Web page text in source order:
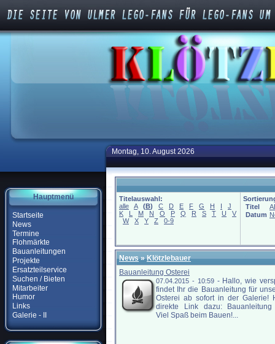
Hauptmenü
Startseite
News
Termine
Flohmärkte
Bauanleitungen
Projekte
Ersatzteilservice
Suchen / Bieten
Mitarbeiter
Humor
Links
Galerie - II
Montag, 10. August 2026
Titelauswahl:
alle
A (B) C D E F G H I
J
K
L M N O P Q R S T U
V
W
X Y Z 0-9
Titel
Datum
News»Klötzlebauer
Bauanleitung Osterei
07.04.2015 - 10:59- Hallo, wie
findet Ihr die Bauanleitung für
Osterei ab sofort in der Galerie!
direkte Link dazu: Bauanleitung
Viel Spaß beim Bauen!...